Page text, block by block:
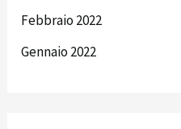
Febbraio 2022
Gennaio 2022